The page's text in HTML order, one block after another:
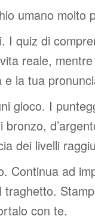
umano molto
I quiz di
reale,
e la tua
gioco. I
dei livelli
Continua ad
traghetto.
con te.